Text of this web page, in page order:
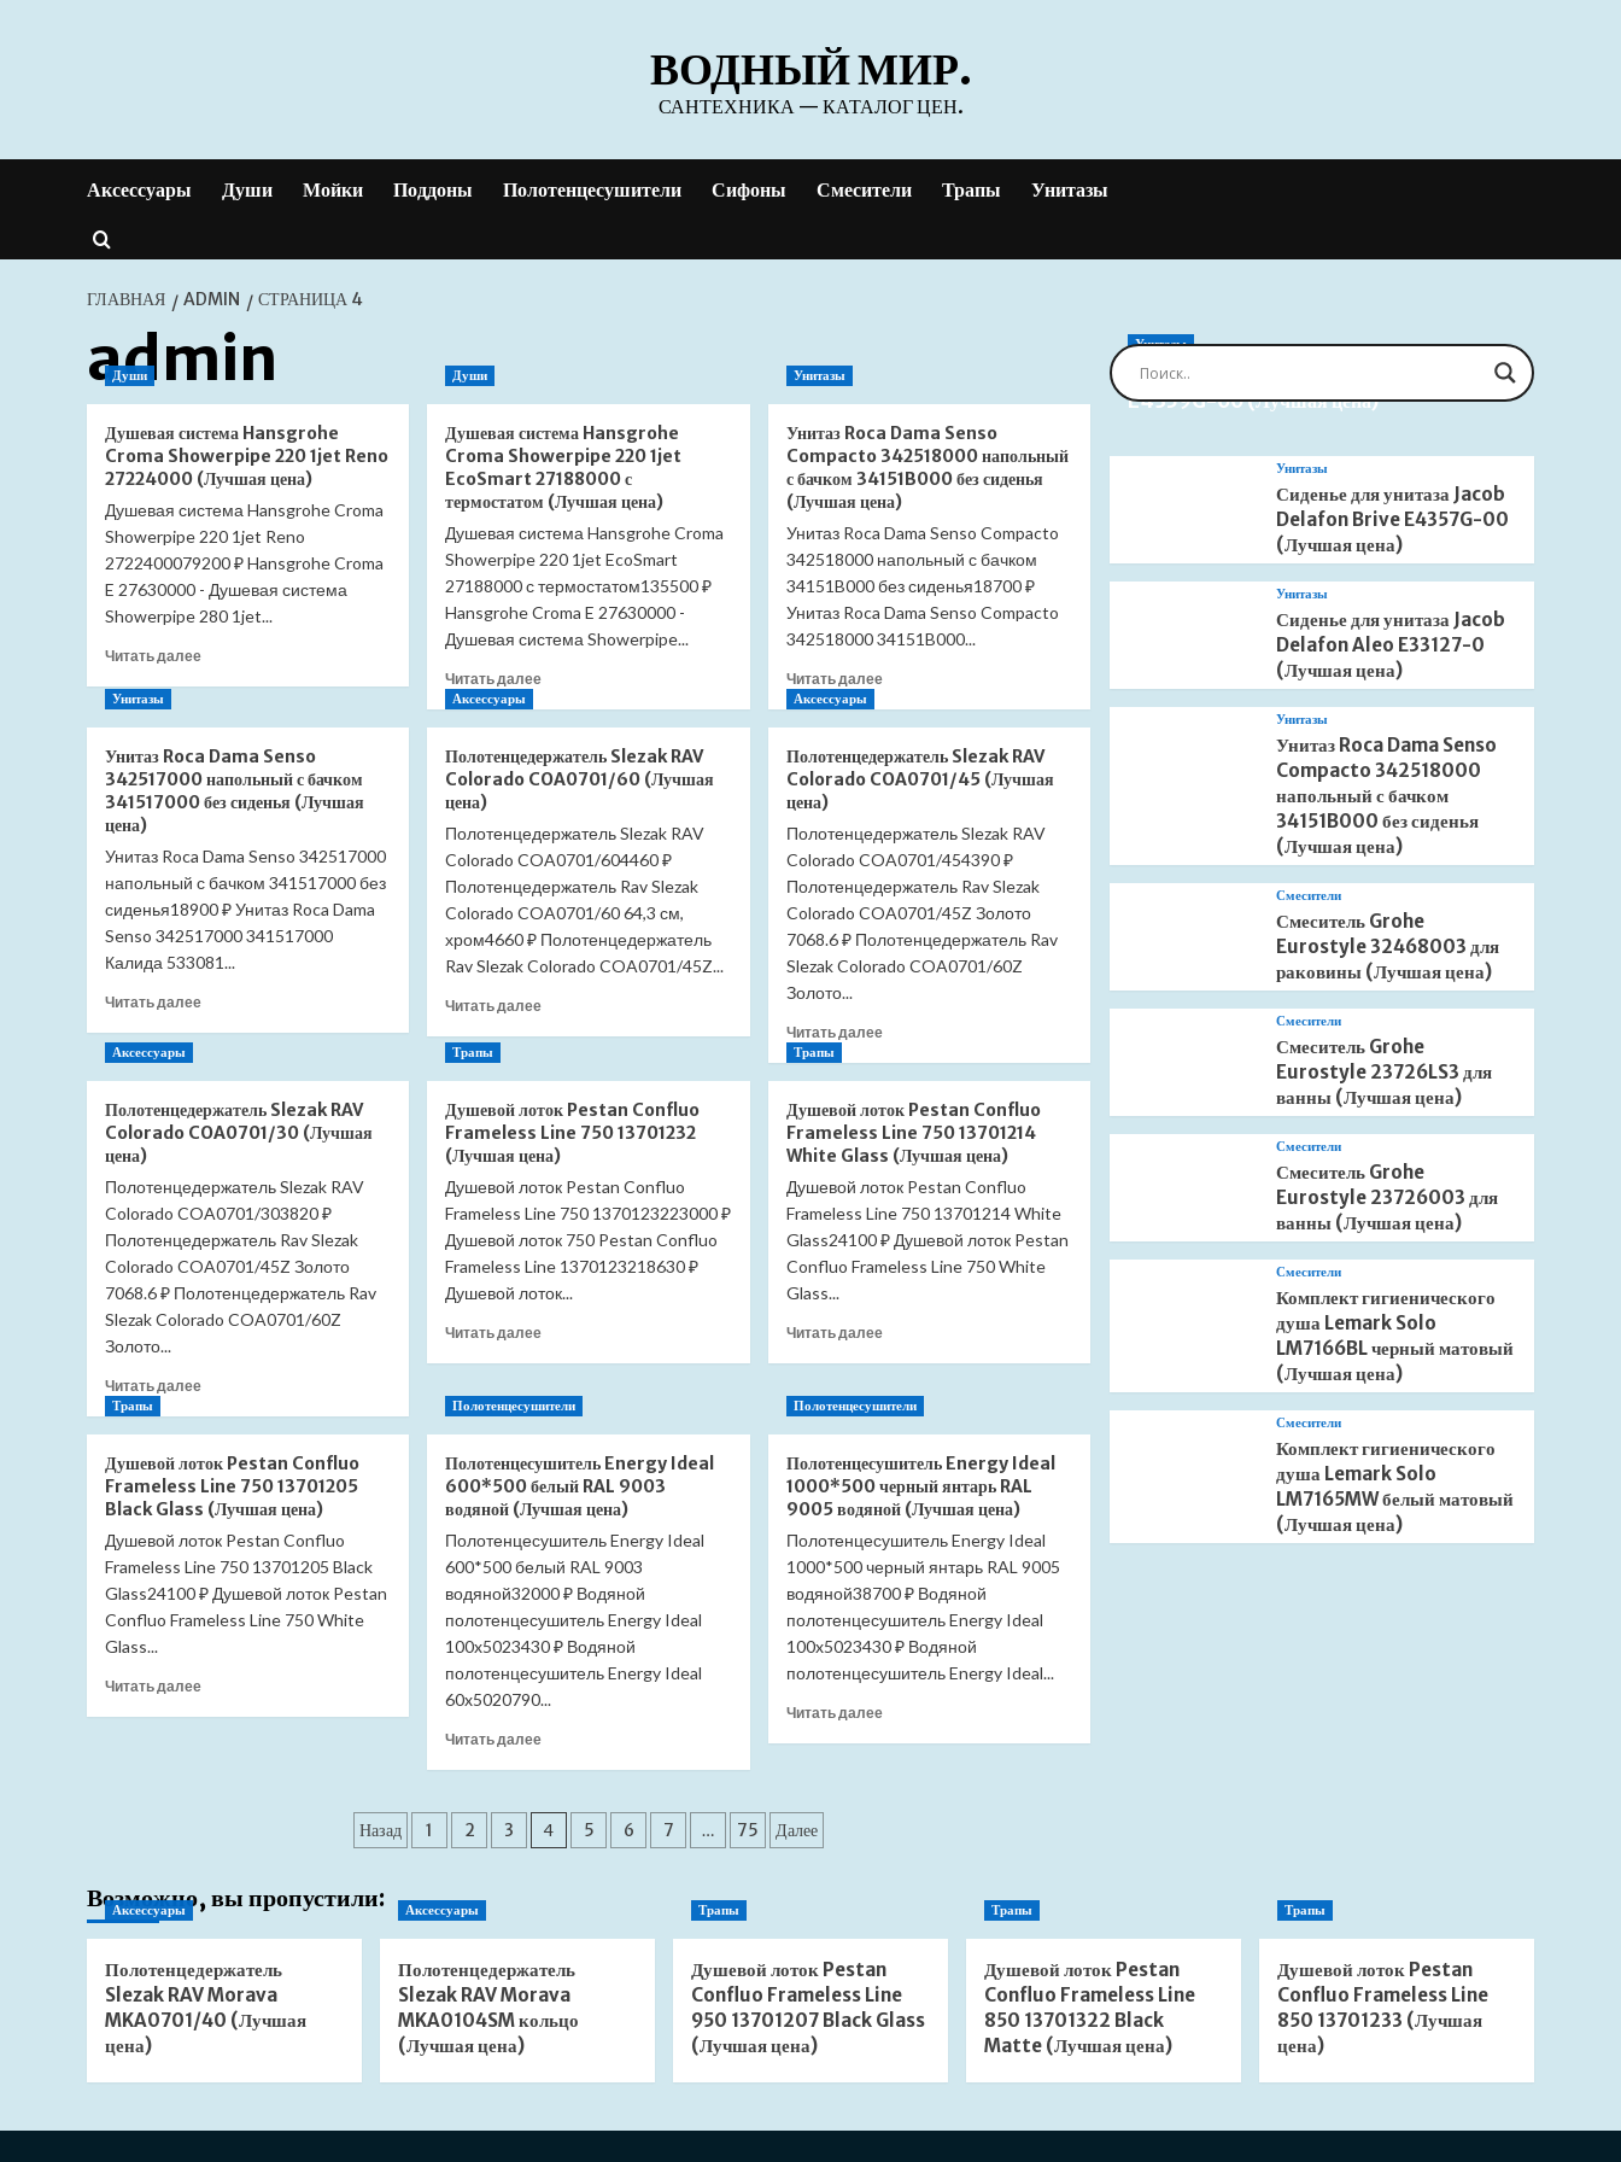
ВОДНЫЙ МИР.
САНТЕХНИКА — КАТАЛОГ ЦЕН.
Аксессуары Души Мойки Поддоны Полотенцесушители Сифоны Смесители Трапы Унитазы
ГЛАВНАЯ ADMIN СТРАНИЦА 4
admin
Души
Душевая система Hansgrohe
Croma Showerpipe 220 1jet Reno
27224000 (Лучшая цена)
Душевая система Hansgrohe Croma
Showerpipe 220 1jet Reno
2722400079200 ₽ Hansgrohe Croma
E 27630000 - Душевая система
Showerpipe 280 1jet...
Читать далееПрочитать
Hansgrohe
Croma
Showerpipe
1jet
Reno
27224000
(Лучшая
Души
Душевая система Hansgrohe
Croma Showerpipe 220 1jet
EcoSmart 27188000 с
термостатом (Лучшая цена)
Душевая система Hansgrohe Croma
Showerpipe 220 1jet EcoSmart
27188000 с термостатом135500 ₽
Hansgrohe Croma E 27630000 -
Душевая система Showerpipe...
Читать далееПрочитать
система
Hansgrohe
Showerpipe
220
1jet
EcoSmart
с
термостатом
Унитазы
Унитаз Roca Dama Senso
Compacto 342518000 напольный
с бачком 34151B000 без сиденья
(Лучшая цена)
Унитаз Roca Dama Senso Compacto
342518000 напольный с бачком
34151B000 без сиденья18700 ₽
Унитаз Roca Dama Senso Compacto
342518000 34151B000...
Читать далееПрочитать
Roca
Dama
Compacto
342518000
напольный
с
34151B000
без
цена)
Унитазы
Унитаз Roca Dama Senso
342517000 напольный с бачком
341517000 без сиденья (Лучшая
цена)
Унитаз Roca Dama Senso 342517000
напольный с бачком 341517000 без
сиденья18900 ₽ Унитаз Roca Dama
Senso 342517000 341517000
Калида 533081...
Читать далееПрочитать
Dama
Senso
напольный
с
341517000
без
сиденья
(Лучшая
Аксессуары
Полотенцедержатель Slezak RAV
Colorado COA0701/60 (Лучшая
цена)
Полотенцедержатель Slezak RAV
Colorado COA0701/604460 ₽
Полотенцедержатель Rav Slezak
Colorado COA0701/60 64,3 см,
хром4660 ₽ Полотенцедержатель
Rav Slezak Colorado COA0701/45Z...
Читать далееПрочитать
RAV
Colorado
COA0701/60
(Лучшая
цена)
Аксессуары
Полотенцедержатель Slezak RAV
Colorado COA0701/45 (Лучшая
цена)
Полотенцедержатель Slezak RAV
Colorado COA0701/454390 ₽
Полотенцедержатель Rav Slezak
Colorado COA0701/45Z Золото
7068.6 ₽ Полотенцедержатель Rav
Slezak Colorado COA0701/60Z
Золото...
Читать далееПрочитать
Полотенцедержатель
Slezak
RAV
Colorado
COA0701/45
(Лучшая
цена)
Аксессуары
Полотенцедержатель Slezak RAV
Colorado COA0701/30 (Лучшая
цена)
Полотенцедержатель Slezak RAV
Colorado COA0701/303820 ₽
Полотенцедержатель Rav Slezak
Colorado COA0701/45Z Золото
7068.6 ₽ Полотенцедержатель Rav
Slezak Colorado COA0701/60Z
Золото...
Читать далееПрочитать
Полотенцедержатель
Slezak
RAV
Colorado
COA0701/30
(Лучшая
цена)
Трапы
Душевой лоток Pestan Confluo
Frameless Line 750 13701232
(Лучшая цена)
Душевой лоток Pestan Confluo
Frameless Line 750 1370123223000 ₽
Душевой лоток 750 Pestan Confluo
Frameless Line 1370123218630 ₽
Душевой лоток...
Читать далееПрочитать
Душевой
лоток
Confluo
Frameless
Line
750
13701232
цена)
Трапы
Душевой лоток Pestan Confluo
Frameless Line 750 13701214
White Glass (Лучшая цена)
Душевой лоток Pestan Confluo
Frameless Line 750 13701214 White
Glass24100 ₽ Душевой лоток Pestan
Confluo Frameless Line 750 White
Glass...
Читать далееПрочитать
Душевой
лоток
Confluo
Frameless
Line
750
13701214
White
Glass
(Лучшая
цена)
Трапы
Душевой лоток Pestan Confluo
Frameless Line 750 13701205
Black Glass (Лучшая цена)
Душевой лоток Pestan Confluo
Frameless Line 750 13701205 Black
Glass24100 ₽ Душевой лоток Pestan
Confluo Frameless Line 750 White
Glass...
Читать далееПрочитать
13701205
Black
(Лучшая
цена)
Полотенцесушители
Полотенцесушитель Energy Ideal
600*500 белый RAL 9003
водяной (Лучшая цена)
Полотенцесушитель Energy Ideal
600*500 белый RAL 9003
водяной32000 ₽ Водяной
полотенцесушитель Energy Ideal
100x5023430 ₽ Водяной
полотенцесушитель Energy Ideal
60x5020790...
Читать далееПрочитать
Energy
Ideal
9003
водяной
(Лучшая
Полотенцесушители
Полотенцесушитель Energy Ideal
1000*500 черный янтарь RAL
9005 водяной (Лучшая цена)
Полотенцесушитель Energy Ideal
1000*500 черный янтарь RAL 9005
водяной38700 ₽ Водяной
полотенцесушитель Energy Ideal
100x5023430 ₽ Водяной
полотенцесушитель Energy Ideal...
Читать далееПрочитать
9005
водяной
цена)
Пагинация
Назад 1 2 3 4 5 6 7 … 75 Далее
Унитазы
Сиденье для унитаза Jacob Delafon Brive
E4359G-00 (Лучшая цена)
Унитазы
Сиденье для унитаза Jacob
Delafon Brive E4357G-00
(Лучшая цена)
Унитазы
Сиденье для унитаза Jacob
Delafon Aleo E33127-0
(Лучшая цена)
Унитазы
Унитаз Roca Dama Senso
Compacto 342518000
напольный с бачком
34151B000 без сиденья
(Лучшая цена)
Смесители
Смеситель Grohe
Eurostyle 32468003 для
раковины (Лучшая цена)
Смесители
Смеситель Grohe
Eurostyle 23726LS3 для
ванны (Лучшая цена)
Смесители
Смеситель Grohe
Eurostyle 23726003 для
ванны (Лучшая цена)
Смесители
Комплект гигиенического
душа Lemark Solo
LM7166BL черный матовый
(Лучшая цена)
Смесители
Комплект гигиенического
душа Lemark Solo
LM7165MW белый матовый
(Лучшая цена)
Возможно, вы пропустили:
Аксессуары
Полотенцедержатель
Slezak RAV Morava
MKA0701/40 (Лучшая
цена)
Аксессуары
Полотенцедержатель
Slezak RAV Morava
MKA0104SM кольцо
(Лучшая цена)
Трапы
Душевой лоток Pestan
Confluo Frameless Line
950 13701207 Black Glass
(Лучшая цена)
Трапы
Душевой лоток Pestan
Confluo Frameless Line
850 13701322 Black
Matte (Лучшая цена)
Трапы
Душевой лоток Pestan
Confluo Frameless Line
850 13701233 (Лучшая
цена)